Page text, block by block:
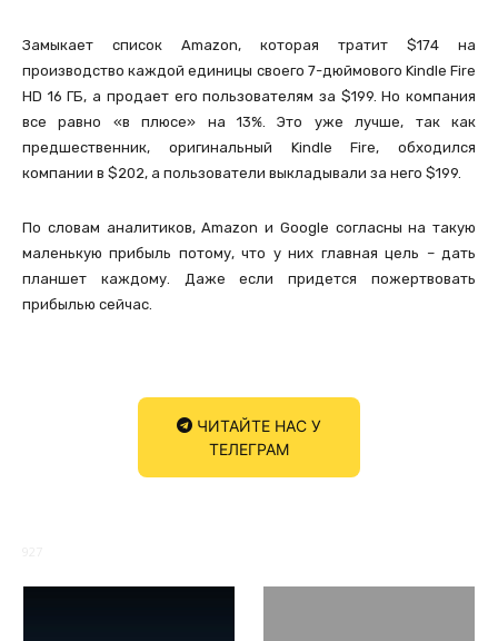
Замыкает список Amazon, которая тратит $174 на
производство каждой единицы своего 7-дюймового Kindle Fire
HD 16 ГБ, а продает его пользователям за $199. Но компания
все равно «в плюсе» на 13%. Это уже лучше, так как
предшественник, оригинальный Kindle Fire, обходился
компании в $202, а пользователи выкладывали за него $199.
По словам аналитиков, Amazon и Google согласны на такую
маленькую прибыль потому, что у них главная цель – дать
планшет каждому. Даже если придется пожертвовать
прибылью сейчас.
ЧИТАЙТЕ НАС У
ТЕЛЕГРАМ